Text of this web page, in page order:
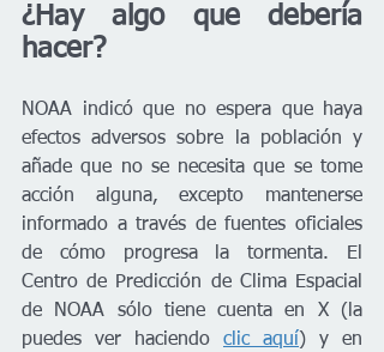
¿Hay algo que debería
hacer?
NOAA indicó que no espera que haya
efectos adversos sobre la población y
añade que no se necesita que se tome
acción alguna, excepto mantenerse
informado a través de fuentes oficiales
de cómo progresa la tormenta. El
Centro de Predicción de Clima Espacial
de NOAA sólo tiene cuenta en X (la
puedes ver haciendo clic aquí) y en